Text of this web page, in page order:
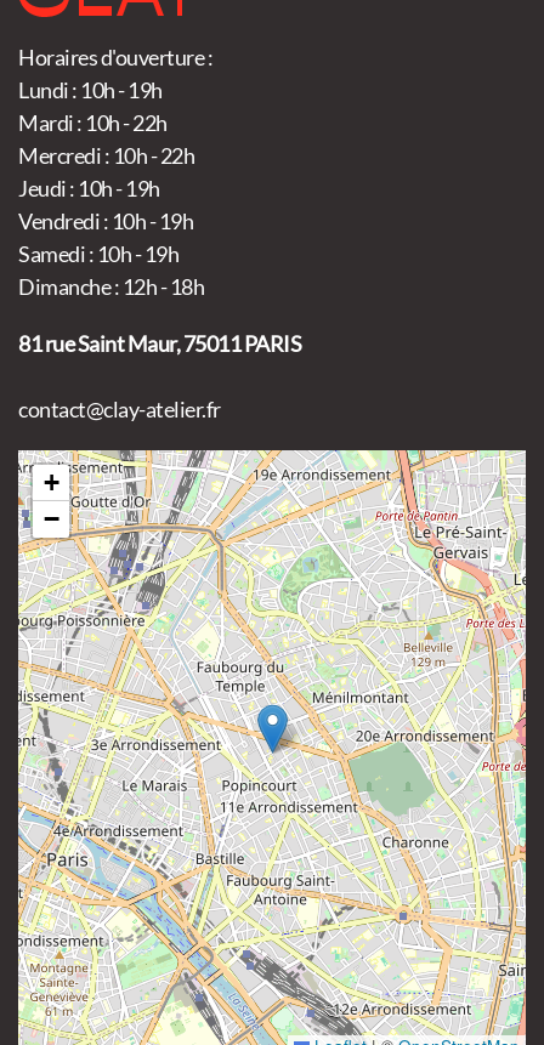
Horaires d'ouverture :
Lundi : 10h - 19h
Mardi : 10h - 22h
Mercredi : 10h - 22h
Jeudi : 10h - 19h
Vendredi : 10h - 19h
Samedi : 10h - 19h
Dimanche : 12h - 18h
81 rue Saint Maur, 75011 PARIS
contact@clay-atelier.fr
+
−
81 rue Saint-Maur
75011 Paris
Instagram